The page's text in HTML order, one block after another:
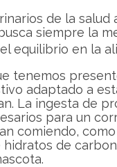
de la salud
siempre la
equilibrio en la
tenemos
adaptado a
La ingesta de
para un
comiendo,
de